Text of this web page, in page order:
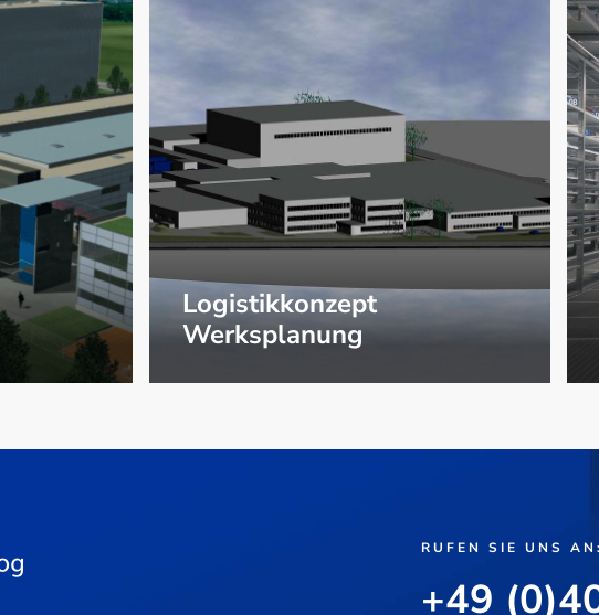
Logistikkonzept
Werksplanung
RUFEN SIE UNS AN:
+49